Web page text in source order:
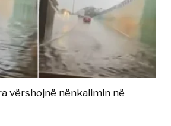
vërshojnë nënkalimin në